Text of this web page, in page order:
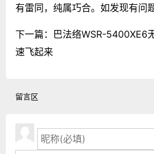
有雷同，纯属巧合。如发现有问
下一篇： 巴法络WSR-5400XE6
速飞起来
留言区